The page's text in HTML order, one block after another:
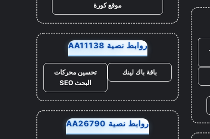
موقع كورة
روابط نصية AA11138
باقة باك لينك
تحسين محركات
البحث SEO
روابط نصية AA26790